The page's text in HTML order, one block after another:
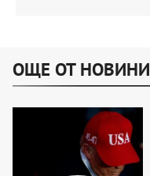
ОЩЕ ОТ НОВИНИ